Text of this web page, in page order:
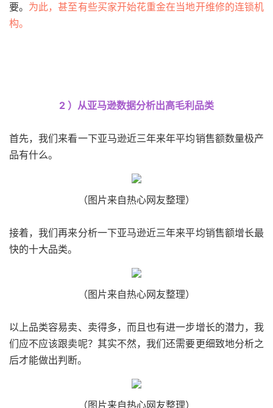
要。 为此，甚至有些买家开始花重金在当地开维修的连锁机
构。
2 ）从亚马逊数据分析出高毛利品类
首先，我们来看一下亚马逊近三年来年平均销售额数量极产
品有什么。
（图片来自热心网友整理）
接着，我们再来分析一下亚马逊近三年来平均销售额增长最
快的十大品类。
（图片来自热心网友整理）
以上品类容易卖、卖得多，而且也有进一步增长的潜力，我
们应不应该跟卖呢？其实不然，我们还需要更细致地分析之
后才能做出判断。
（图片来自热心网友整理）